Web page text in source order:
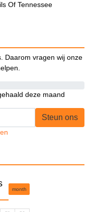
Of Tennessee
Daarom vragen wij onze
deze maand
Steun ons
month